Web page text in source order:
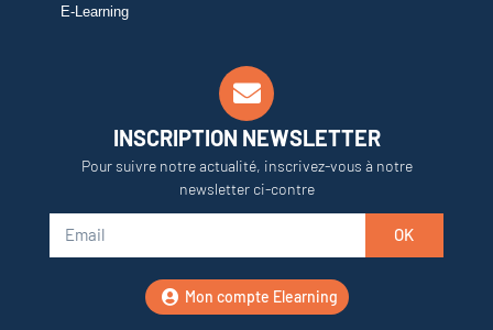
E-Learning
INSCRIPTION NEWSLETTER
Pour suivre notre actualité, inscrivez-vous à notre
newsletter ci-contre
OK
Mon compte Elearning